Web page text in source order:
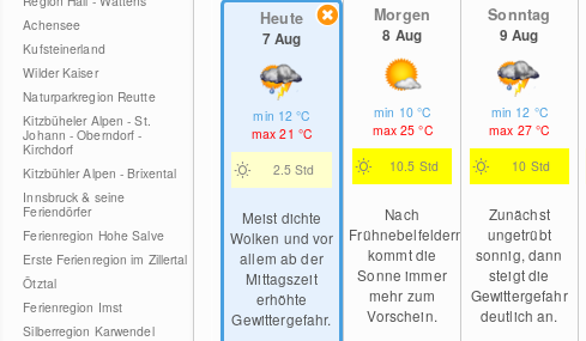
Achensee
Kufsteinerland
Wilder Kaiser
Naturparkregion Reutte
Kitzbüheler Alpen - St.
Johann - Oberndorf -
Kirchdorf
Kitzbühler Alpen - Brixental
Innsbruck & seine
Feriendörfer
Ferienregion Hohe Salve
Erste Ferienregion im Zillertal
Ötztal
Ferienregion Imst
Silberregion Karwendel
Heute
7 Aug
min 12°C
max21 °C
2.5 Std
Meist dichte
Wolken und vor
allem ab der
Mittagszeit
erhöhte
Gewittergefahr.
Morgen
8 Aug
min 10 °C
max25°C
10.5 Std
Nach
Frühnebelfeldern
kommt die
Sonne immer
mehr zum
Vorschein.
Sonntag
9 Aug
min 12 °C
max 27°C
10 Std
Zunächst
ungetrübt
sonnig, dann
steigt die
Gewittergefahr
deutlich an.